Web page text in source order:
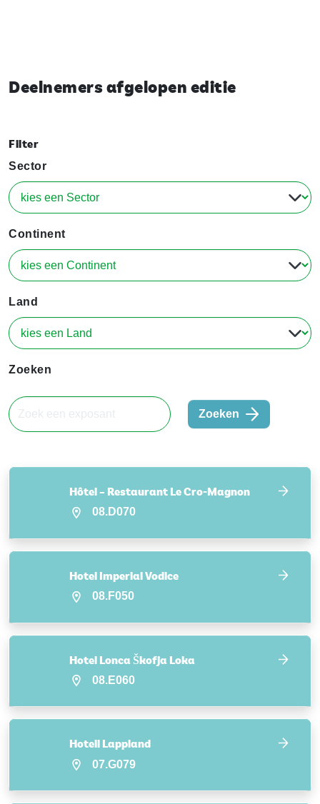
Deelnemers afgelopen editie
Filter
Sector
Continent
Land
Zoeken
Zoeken
Hôtel – Restaurant Le Cro-Magnon
08.D070
Hotel Imperial Vodice
08.F050
Hotel Lonca Škofja Loka
08.E060
Hotell Lappland
07.G079